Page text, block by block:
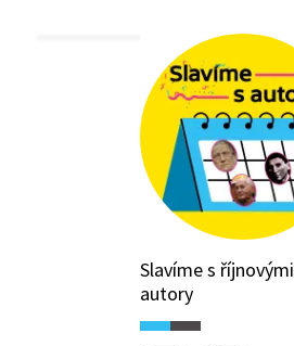
Slavíme s říjnovými
autory